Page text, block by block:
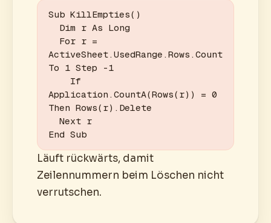
Sub KillEmpties()
ActiveSheet.UsedRange.Rows.Count
To 1 Step -1
Application.CountA(Rows(r)) = 0
Then Rows(r).Delete
End Sub
Läuft rückwärts, damit
Zeilennummern beim Löschen nicht
verrutschen.